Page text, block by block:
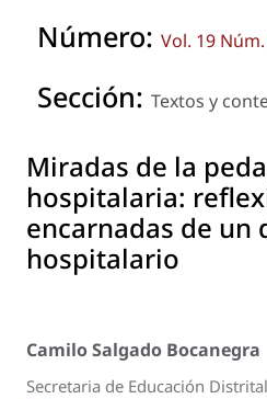
Número: Vol. 19
Sección: Textos y
Miradas de la
hospitalaria:
encarnadas de un
hospitalario
Camilo Salgado Bocanegra
Secretaria de Educación Distrital